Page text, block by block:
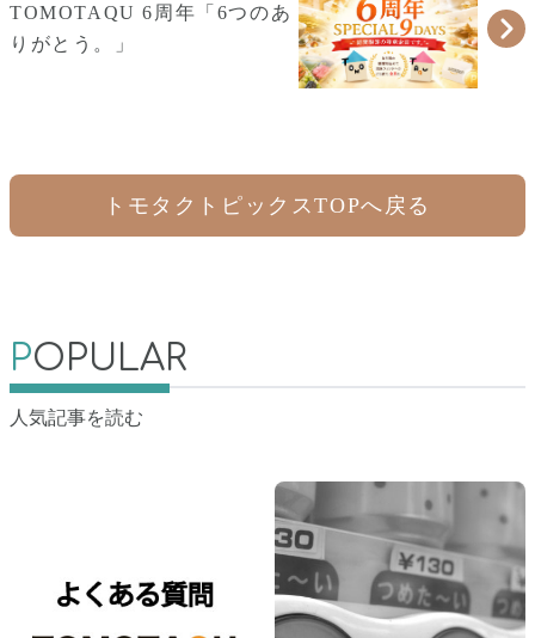
TOMOTAQU 6周年「6つのあ
りがとう。」
トモタクトピックスTOPへ戻る
POPULAR
人気記事を読む